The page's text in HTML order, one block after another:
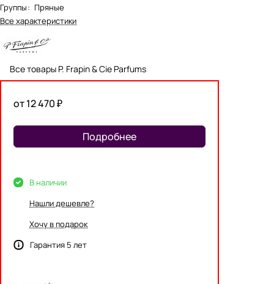
Группы: Пряные
Все характеристики
Все товары P. Frapin & Cie Parfums
от 12 470 ₽
Подробнее
В наличии
Нашли дешевле?
Хочу в подарок
Гарантия 5 лет